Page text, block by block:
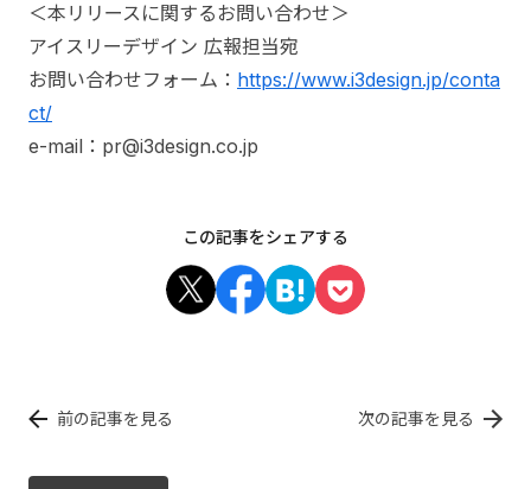
＜本リリースに関するお問い合わせ＞
アイスリーデザイン 広報担当宛
お問い合わせフォーム： https://www.i3design.jp/conta
ct/
e-mail：pr@i3design.co.jp
この記事をシェアする
前の記事を見る 次の記事を見る